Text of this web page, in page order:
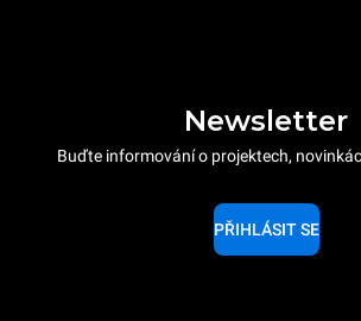
Newsletter
Buďte informování o projektech,
PŘIHLÁSIT SE